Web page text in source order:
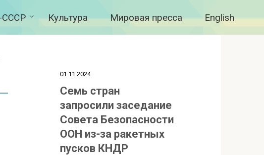
СССР Культура Мировая пресса English
01.11.2024
Семь стран
запросили заседание
Совета Безопасности
ООН из-за ракетных
пусков КНДР